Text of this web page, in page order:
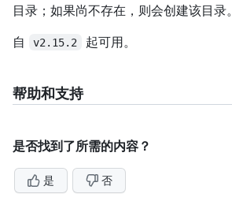
目录；如果尚不存在，则会创建该目录。
自
v2.15.2 起可用。
帮助和支持
是否找到了所需的内容？
是 否